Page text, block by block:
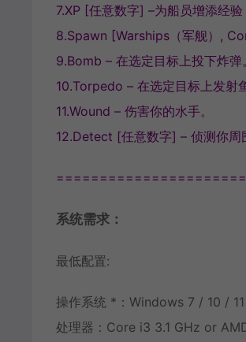
7.XP [任意数字] –为船员增添经验
8.Spawn [Warships（军舰）,
9.Bomb – 在选定目标上投下炸弹。
10.Torpedo – 在选定目标上发射
11.Wound – 伤害你的水手。
12.Detect [任意数字] – 侦测你周
系统需求：
最低配置:
操作系统 *：Windows 7 / 10 /
处理器：Core i3 3.1 GHz or